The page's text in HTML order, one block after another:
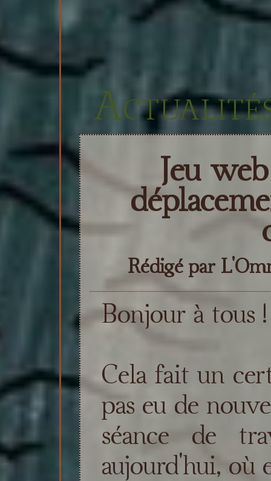
Jeu
Rédigé par
Bonjour à tous !
Cela fait un
pas eu de
séance de
aujourd'hui, où